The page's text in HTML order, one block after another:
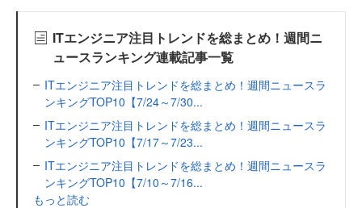
ITエンジニア注目トレンドを総まとめ！週間ニ
ュースランキング連載記事一覧
ITエンジニア注目トレンドを総まとめ！週間ニュースラ
ンキングTOP10【7/24～7/30...
ITエンジニア注目トレンドを総まとめ！週間ニュースラ
ンキングTOP10【7/17～7/23...
ITエンジニア注目トレンドを総まとめ！週間ニュースラ
ンキングTOP10【7/10～7/16...
もっと読む